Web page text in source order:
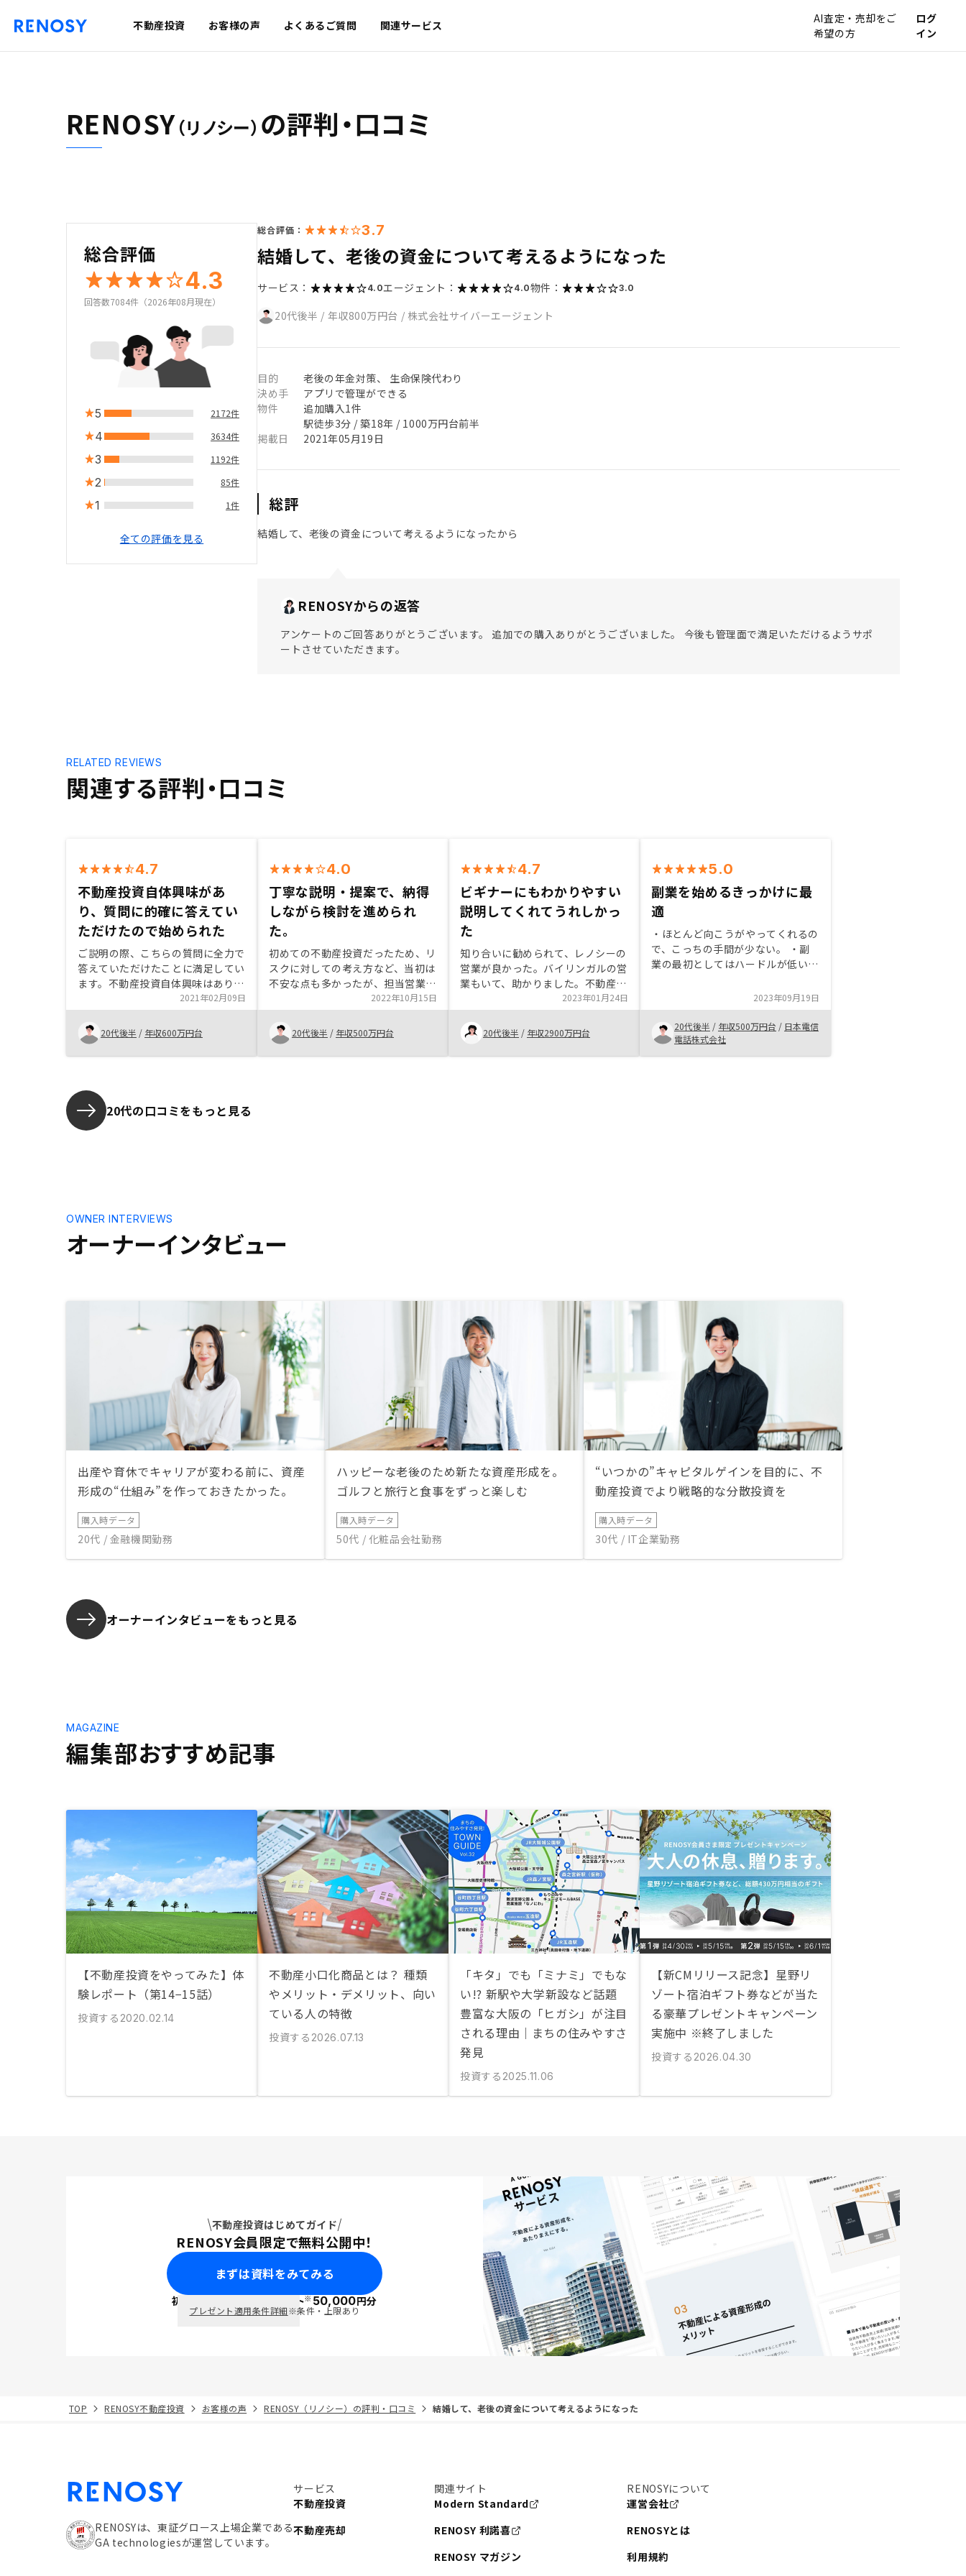
不動産投資 お客様の声 よくあるご質問 関連サービス
AI査定・売却をご
希望の方
ログ
イン
RENOSY（リノシー） の評判・口コミ
総合評価
4.3
回答数7084件（2026年08月現在）
5 2172件
4 3634件
3 1192件
2 85件
1 1件
全ての評価を見る
総合評価： 3.7
結婚して、老後の資金について考えるようになった
サービス： 4.0エージェント： 4.0物件： 3.0
20代後半 / 年収800万円台 / 株式会社サイバーエージェント
目的
老後の年金対策、 生命保険代わり
決め手
アプリで管理ができる
物件
追加購入1件
駅徒歩3分 / 築18年 / 1000万円台前半
掲載日
2021年05月19日
総評
結婚して、老後の資金について考えるようになったから
RENOSYからの返答
アンケートのご回答ありがとうございます。 追加での購入ありがとうございました。 今後も管理面で満足いただけるようサポ
ートさせていただきます。
関連する評判・口コミ
RELATED REVIEWS
4.7
不動産投資自体興味があ
り、質問に的確に答えてい
ただけたので始められた
ご説明の際、こちらの質問に全力で
答えていただけたことに満足してい
ます。不動産投資自体興味はありま
した。投資ありきの営業だったが、
住まいのことも別で話がしたかっ
た。
2021年02月09日
20代後半 / 年収600万円台
4.0
丁寧な説明・提案で、納得
しながら検討を進められ
た。
初めての不動産投資だったため、リ
スクに対しての考え方など、当初は
不安な点も多かったが、担当営業の
方の知識が十分、かつ説明も丁寧で
分かりやすく、納得しながら検討を
進めることができた。また、担当の
方の押し売り感が感じられなかった
のも、信頼につながるポイントだっ
2022年10月15日
20代後半 / 年収500万円台
4.7
ビギナーにもわかりやすい
説明してくれてうれしかっ
た
知り合いに勧められて、レノシーの
営業が良かった。バイリンガルの営
業もいて、助かりました。不動産投
資についていろいろ勉強させていた
だきありがたいです！連絡も取りや
すく、返事も速いです。レノシーは
フルサービスなのでとても便利だと
思います。
2023年01月24日
20代後半 / 年収2900万円台
5.0
副業を始めるきっかけに最
適
・ほとんど向こうがやってくれるの
で、こっちの手間が少ない。 ・副
業の最初としてはハードルが低い
始めるきっかけになる ・アプリで
一元管理できるので、どこでも確認
することができる。
2023年09月19日
20代後半 / 年収500万円台 / 日本電信
電話株式会社
20代の口コミをもっと見る
オーナーインタビュー
OWNER INTERVIEWS
出産や育休でキャリアが変わる前に、資産
形成の“仕組み”を作っておきたかった。
購入時データ
20代 / 金融機関勤務
ハッピーな老後のため新たな資産形成を。
ゴルフと旅行と食事をずっと楽しむ
購入時データ
50代 / 化粧品会社勤務
“いつかの”キャピタルゲインを目的に、不
動産投資でより戦略的な分散投資を
購入時データ
30代 / IT企業勤務
オーナーインタビューをもっと見る
編集部おすすめ記事
MAGAZINE
【不動産投資をやってみた】体
験レポート（第14−15話）
投資する 2020.02.14
不動産小口化商品とは？ 種類
やメリット・デメリット、向い
ている人の特徴
投資する 2026.07.13
「キタ」でも「ミナミ」でもな
い!? 新駅や大学新設など話題
豊富な大阪の「ヒガシ」が注目
される理由｜まちの住みやすさ
発見
投資する 2025.11.06
【新CMリリース記念】星野リ
ゾート宿泊ギフト券などが当た
る豪華プレゼントキャンペーン
実施中 ※終了しました
投資する 2026.04.30
不動産投資はじめてガイド
RENOSY会員限定で無料公開中！
まずは資料をみてみる
初回面談で ポイント※50,000円分
プレゼント適用条件詳細※条件・上限あり
TOP RENOSY不動産投資 お客様の声 RENOSY（リノシー）の評判・口コミ 結婚して、老後の資金について考えるようになった
RENOSYは、東証グロース上場企業である
GA technologiesが運営しています。
サービス
不動産投資
不動産売却
関連サイト
Modern Standard
RENOSY 利諾喜
RENOSY マガジン
RENOSYについて
運営会社
RENOSYとは
利用規約